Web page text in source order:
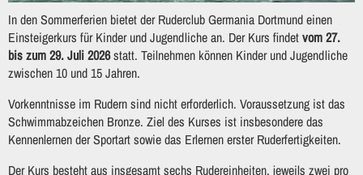
In den Sommerferien bietet der Ruderclub Germania Dortmund einen
Einsteigerkurs für Kinder und Jugendliche an. Der Kurs findetvom 27.
bis zum 29. Juli 2026statt. Teilnehmen können Kinder und Jugendliche
zwischen 10 und 15 Jahren.
Vorkenntnisse im Rudern sind nicht erforderlich. Voraussetzung ist das
Schwimmabzeichen Bronze. Ziel des Kurses ist insbesondere das
Kennenlernen der Sportart sowie das Erlernen erster Ruderfertigkeiten.
Der Kurs besteht aus insgesamt sechs Rudereinheiten, jeweils zwei pro